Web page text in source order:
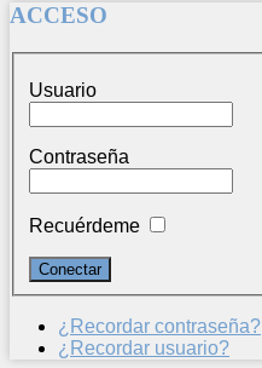
ACCESO
Usuario
Contraseña
Recuérdeme
¿Recordar contraseña?
¿Recordar usuario?